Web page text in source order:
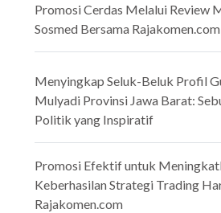
Promosi Cerdas Melalui Review
Sosmed Bersama Rajakomen.com
Menyingkap Seluk-Beluk Profil
Mulyadi Provinsi Jawa Barat:
Politik yang Inspiratif
Promosi Efektif untuk
Keberhasilan Strategi Trading
Rajakomen.com